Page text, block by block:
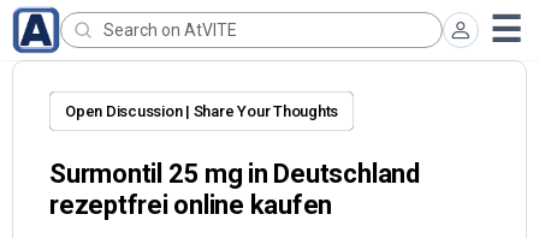
Open Discussion | Share Your Thoughts
Surmontil 25 mg in Deutschland
rezeptfrei online kaufen